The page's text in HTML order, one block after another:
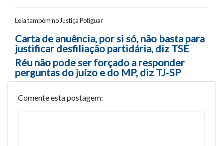
Leia também no Justiça Potiguar
Navegação entre posts
Carta de anuência, por si só, não basta para
justificar desfiliação partidária, diz TSE
Réu não pode ser forçado a responder
perguntas do juízo e do MP, diz TJ-SP
Comente esta postagem: